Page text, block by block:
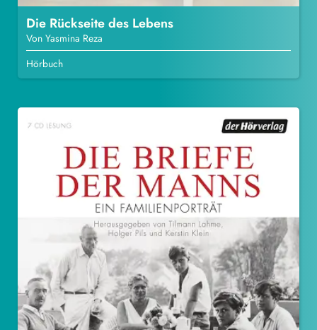
Die Rückseite des Lebens
Von Yasmina Reza
Hörbuch